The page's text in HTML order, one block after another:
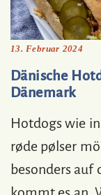
13. Februar 2024
Dänische
Dänemark
Hotdogs wie
røde pølser
besonders auf